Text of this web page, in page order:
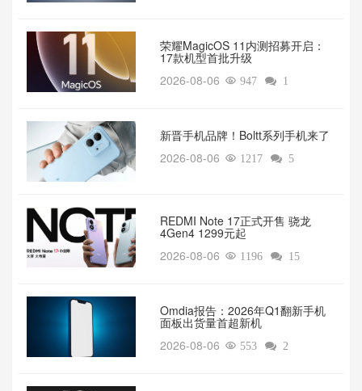
荣耀MagicOS 11内测招募开启：
17款机型首批升级
2026-08-06  947  1
新晋手机品牌！Boltt系列手机来了
2026-08-06  1217  5
REDMI Note 17正式开售 骁龙
4Gen4 1299元起
2026-08-06  1196  15
Omdia报告：2026年Q1翻新手机
面板出货量首超新机
2026-08-06  553  2